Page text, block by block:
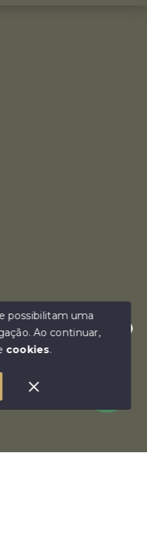
para te ajudar.
Consultoria Imobiliária
possibilitam uma
Ao continuar,
cookies.